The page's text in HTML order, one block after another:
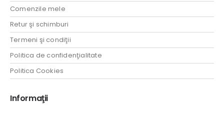
Comenzile mele
Retur şi schimburi
Termeni şi condiţii
Politica de confidenţialitate
Politica Cookies
Informaţii